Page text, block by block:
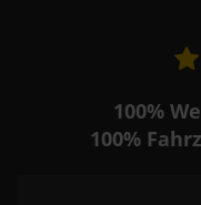
100%
100%